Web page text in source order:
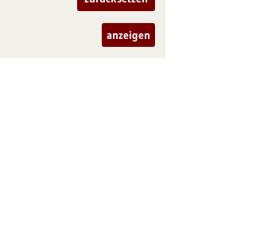
anzeigen